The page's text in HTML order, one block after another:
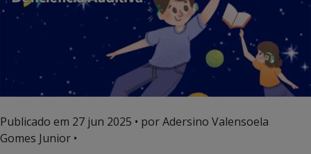
Publicado em 27 jun 2025 • por Adersino Valensoela
Gomes Junior •